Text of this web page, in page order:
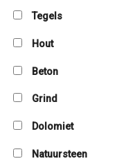
Tegels
Hout
Beton
Grind
Dolomiet
Natuursteen